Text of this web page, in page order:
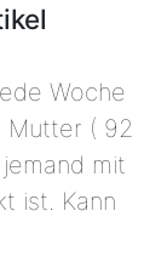
Woche
Mutter ( 92
mit
ist. Kann